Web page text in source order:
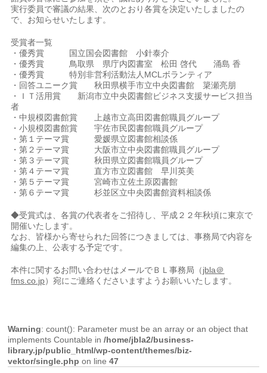
実行委員で審議の結果、次のとおり各賞を決定いたしましたの
で、お知らせいたします。
受賞者一覧
・優秀賞 国立国会図書館 小針泰介
・優秀賞 鳥取県 県庁内図書室 松田 啓代 涌島 香
・優秀賞 特別非営利活動法人MCLボランティア
・回答ユニーク賞 秋田県横手市立中央図書館 簗瀬亮朋
・ＩＴ活用賞 新潟市立中央図書館ビジネス支援サービス担当
者
・中規模図書館賞 上越市立高田図書館職員グループ
・小規模図書館賞 宇佐市民図書館職員グループ
・第１テーマ賞 愛媛県立図書館相談係
・第２テーマ賞 大阪市立中央図書館職員グループ
・第３テーマ賞 秋田県立図書館職員グループ
・第４テーマ賞 直方市立図書館 早川英美
・第５テーマ賞 宮崎市立佐土原図書館
・第６テーマ賞 杉並区立中央図書館資料相談係
◆受賞式は、各賞の代表者をご招待し、平成２２年秋頃に東京で
開催いたします。
なお、皆様から寄せられた回答につきましては、事務局で内容を
編集の上、公表する予定です。
本件に関するお問い合わせはメールでＢＬ事務局（jbla＠
fms.co.jp）宛にご連絡くださいますようお願いいたします。
Warning: count(): Parameter must be an array or an object that
implements Countable in/home/jbla2/business-
library.jp/public_html/wp-content/themes/biz-
vektor/single.php on line47